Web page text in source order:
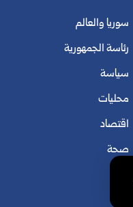
سوريا والعالم
رئاسة الجمهورية
سياسة
محليات
اقتصاد
صحة